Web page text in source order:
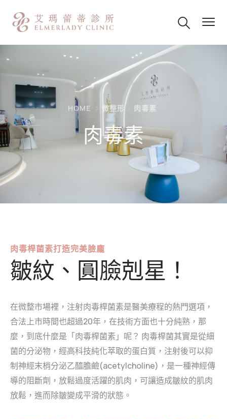
HOME 微整形 肉毒素
肉毒素
肉毒桿菌素打造完美臉龐
皺紋、圓臉剋星！
在微整市場裡，注射肉毒桿菌素是醫美療程的熱門選項，
合法上市時間也超過20年，在技術方面也十分純熟，那
麼，到底什麼是「肉毒桿菌素」呢？ 肉毒桿菌其實是從細
菌的分泌物，經高科技純化萃取的蛋白質，注射後可以抑
制神經末梢分泌乙醯膽鹼(acetylcholine)，是一種神經傳
導的阻斷劑，放鬆過度活躍的肌肉，可讓造成皺紋的肌肉
放鬆，進而除皺變成平滑的狀態。